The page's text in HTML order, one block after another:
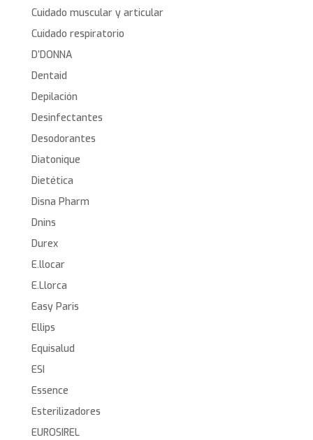
Cuidado muscular y articular
Cuidado respiratorio
D’DONNA
Dentaid
Depilación
Desinfectantes
Desodorantes
Diatonique
Dietética
Disna Pharm
Dnins
Durex
E.llocar
E.Llorca
Easy Paris
Ellips
Equisalud
ESI
Essence
Esterilizadores
EUROSIREL